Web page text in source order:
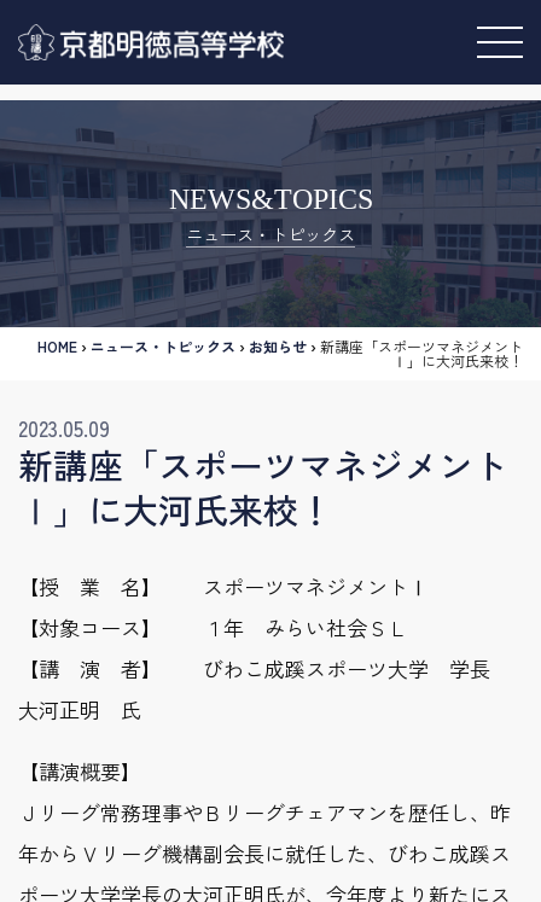
NEWS&TOPICS
ニュース・トピックス
HOME › ニュース・トピックス › お知らせ ›新講座「スポーツマネジメント
Ⅰ」に大河氏来校！
2023.05.09
新講座「スポーツマネジメント
Ⅰ」に大河氏来校！
【授 業 名】 スポーツマネジメントⅠ
【対象コース】 １年 みらい社会ＳＬ
【講 演 者】 びわこ成蹊スポーツ大学 学長
大河正明 氏
【講演概要】
Ｊリーグ常務理事やＢリーグチェアマンを歴任し、昨
年からＶリーグ機構副会長に就任した、びわこ成蹊ス
ポーツ大学学長の大河正明氏が、今年度より新たにス